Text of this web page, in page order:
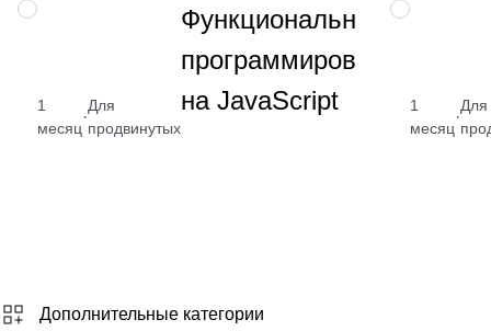
НАВЫК
1
месяц
·
Для
продвинутых
Функциональное
программирование
на JavaScript
высшего
порядка
НАВЫК
1
месяц
·
Для
Дополнительные категории